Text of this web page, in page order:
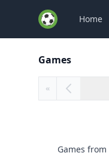
Home
Games
«
Games from